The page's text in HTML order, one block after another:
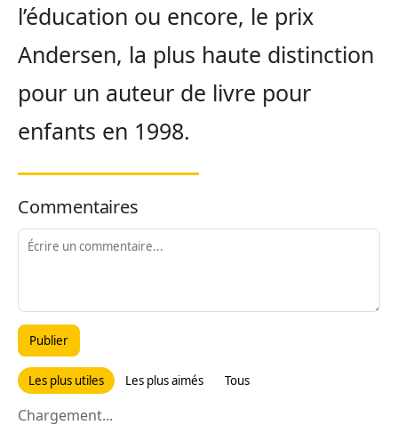
l’éducation ou encore, le prix
Andersen, la plus haute distinction
pour un auteur de livre pour
enfants en 1998.
Commentaires
Publier
Les plus utiles Les plus aimés Tous
Chargement...